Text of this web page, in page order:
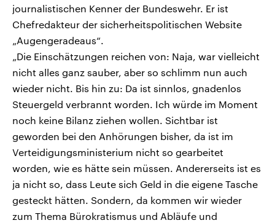
journalistischen Kenner der Bundeswehr. Er ist
Chefredakteur der sicherheitspolitischen Website
„Augengeradeaus“.
„Die Einschätzungen reichen von: Naja, war vielleicht
nicht alles ganz sauber, aber so schlimm nun auch
wieder nicht. Bis hin zu: Da ist sinnlos, gnadenlos
Steuergeld verbrannt worden. Ich würde im Moment
noch keine Bilanz ziehen wollen. Sichtbar ist
geworden bei den Anhörungen bisher, da ist im
Verteidigungsministerium nicht so gearbeitet
worden, wie es hätte sein müssen. Andererseits ist es
ja nicht so, dass Leute sich Geld in die eigene Tasche
gesteckt hätten. Sondern, da kommen wir wieder
zum Thema Bürokratismus und Abläufe und